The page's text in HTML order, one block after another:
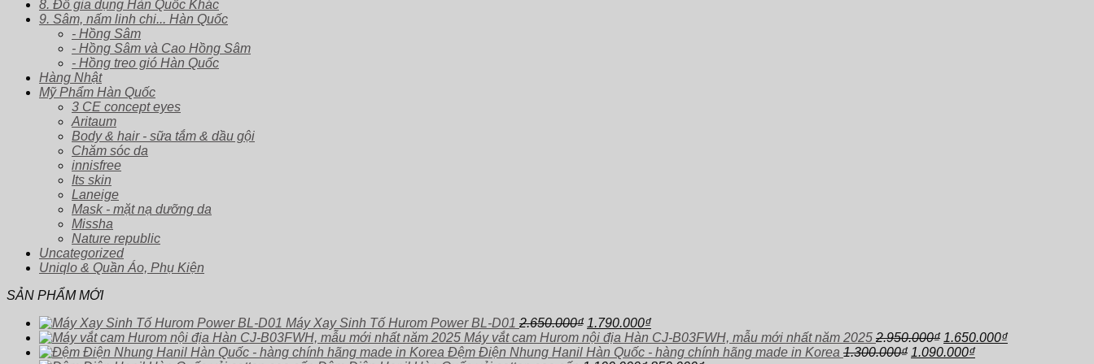
8. Đồ gia dụng Hàn Quốc Khác
9. Sâm, nấm linh chi... Hàn Quốc
- Hồng Sâm
- Hồng Sâm và Cao Hồng Sâm
- Hồng treo gió Hàn Quốc
Hàng Nhật
Mỹ Phẩm Hàn Quốc
3 CE concept eyes
Aritaum
Body & hair - sữa tắm & dầu gội
Chăm sóc da
innisfree
Its skin
Laneige
Mask - mặt nạ dưỡng da
Missha
Nature republic
Uncategorized
Uniqlo & Quần Áo, Phụ Kiện
SẢN PHẨM MỚI
Máy Xay Sinh Tố Hurom Power BL-D01 2.650.000₫ Giá
gốc
là:
1.790.000₫Giá
hiện
tại
Máy vắt cam Hurom nội địa Hàn CJ-B03FWH, mẫu mới nhất năm 2025 2.950.000₫ Giá
gốc
1.650.000₫Giá
Đệm Điện Nhung Hanil Hàn Quốc - hàng chính hãng made in Korea 1.300.000₫ Giá
1.090.000₫Giá